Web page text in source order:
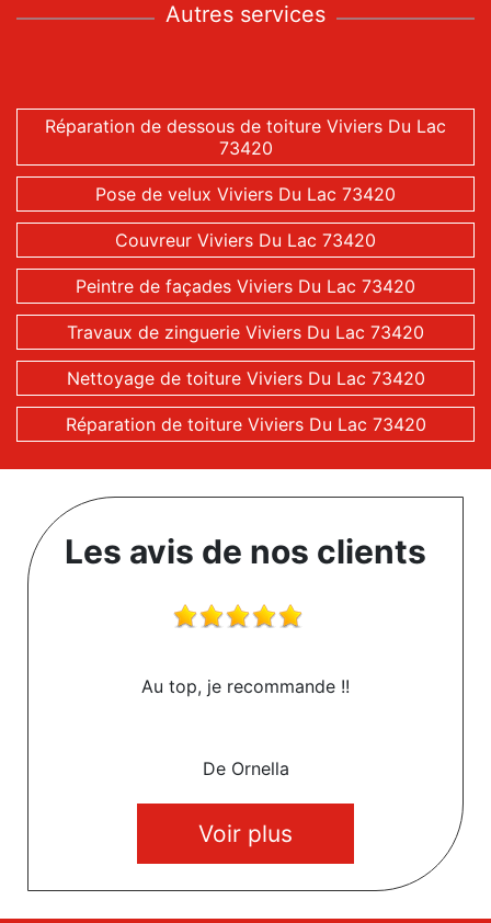
Autres services
Réparation de dessous de toiture Viviers Du Lac
73420
Pose de velux Viviers Du Lac 73420
Couvreur Viviers Du Lac 73420
Peintre de façades Viviers Du Lac 73420
Travaux de zinguerie Viviers Du Lac 73420
Nettoyage de toiture Viviers Du Lac 73420
Réparation de toiture Viviers Du Lac 73420
Les avis de nos clients
Au top, je recommande !!
De Ornella
Voir plus